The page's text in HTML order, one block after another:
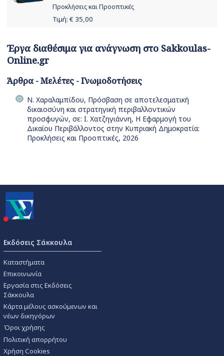
Προκλήσεις και Προοπτικές
Τιμή: € 35,00
Έργα διαθέσιμα για ανάγνωση στο Sakkoulas-
Online.gr
Άρθρα - Μελέτες - Γνωμοδοτήσεις
Ν. Χαραλαμπίδου, Πρόσβαση σε αποτελεσματική
δικαιοσύνη και στρατηγική περιβαλλοντικών
προσφυγών, σε: Ι. Χατζηγιάννη, Η Εφαρμογή του
Δικαίου Περιβάλλοντος στην Κυπριακή Δημοκρατία:
Προκλήσεις και Προοπτικές, 2026
Εκδόσεις Σάκκουλα
Καταστήματα
Επικοινωνία
Εργασία στις Εκδόσεις
Σάκκουλα
Κάρτα μέλους ασκούμενων και
νέων δικηγόρων
Όροι χρήσης
Πολιτική απορρήτου
Χρήση Cookies